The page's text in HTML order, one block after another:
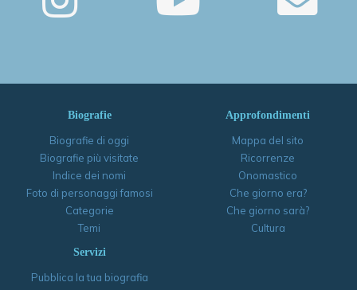
Biografie
Biografie di oggi
Biografie più visitate
Indice dei nomi
Foto di personaggi famosi
Categorie
Temi
Approfondimenti
Mappa del sito
Ricorrenze
Onomastico
Che giorno era?
Che giorno sarà?
Cultura
Servizi
Pubblica la tua biografia